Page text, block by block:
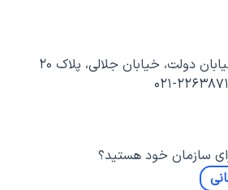
دولت، خیابان جلالی، پلاک ۲۰
۲۲۶۳۸۷۱۴
سازمان خود هستید؟